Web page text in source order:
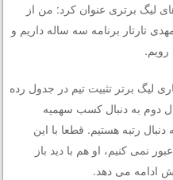
لیگ برتری عنوان کرد: من از
تارتار برنامه سه ساله داریم و
لیگ برتر تثبیت تیم در جدول رده
دوم به دنبال کسب سهمیه
رتبه هستیم. قطعا با این
نمی کنیم، او هم با دید باز
ادامه می دهد.